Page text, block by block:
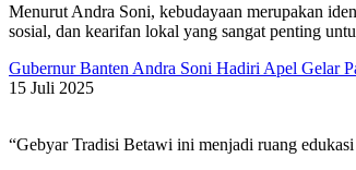
Menurut Andra Soni, kebudayaan merupakan
sosial, dan kearifan lokal yang sangat penting
Gubernur Banten Andra Soni Hadiri Apel Gelar
15 Juli 2025
“Gebyar Tradisi Betawi ini menjadi ruang